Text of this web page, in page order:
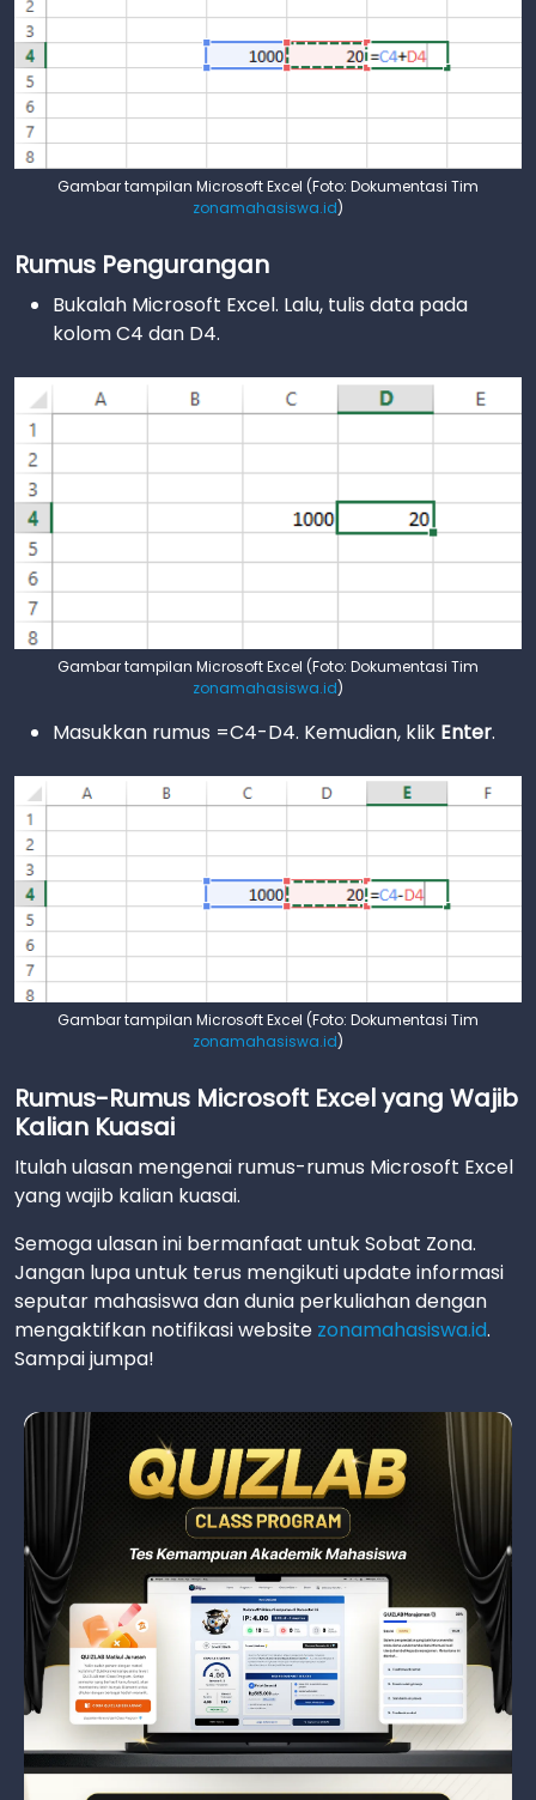
Gambar tampilan Microsoft Excel (Foto: Dokumentasi Tim
zonamahasiswa.id)
Rumus Pengurangan
Bukalah Microsoft Excel. Lalu, tulis data pada
kolom C4 dan D4.
Gambar tampilan Microsoft Excel (Foto: Dokumentasi Tim
zonamahasiswa.id)
Masukkan rumus =C4-D4. Kemudian, klik Enter.
Gambar tampilan Microsoft Excel (Foto: Dokumentasi Tim
zonamahasiswa.id)
Rumus-Rumus Microsoft Excel yang Wajib
Kalian Kuasai
Itulah ulasan mengenai rumus-rumus Microsoft Excel
yang wajib kalian kuasai.
Semoga ulasan ini bermanfaat untuk Sobat Zona.
Jangan lupa untuk terus mengikuti update informasi
seputar mahasiswa dan dunia perkuliahan dengan
mengaktifkan notifikasi website zonamahasiswa.id.
Sampai jumpa!